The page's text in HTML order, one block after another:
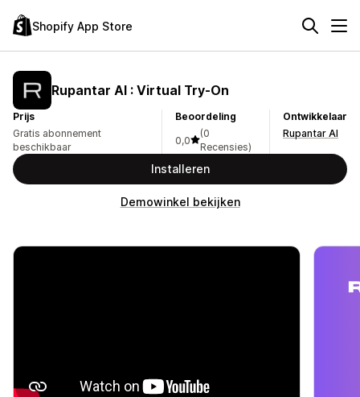
Shopify App Store
Rupantar AI : Virtual Try‑On
Prijs
Gratis abonnement
beschikbaar
Beoordeling
0,0
(0
Recensies)
Ontwikkelaar
Rupantar AI
Installeren
Demowinkel bekijken